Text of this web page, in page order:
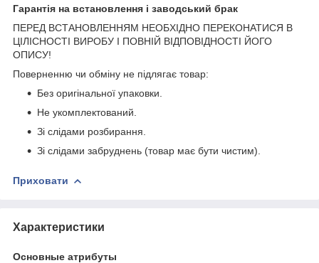
Гарантія на встановлення і заводський брак
ПЕРЕД ВСТАНОВЛЕННЯМ НЕОБХІДНО ПЕРЕКОНАТИСЯ В
ЦІЛІСНОСТІ ВИРОБУ І ПОВНІЙ ВІДПОВІДНОСТІ ЙОГО
ОПИСУ!
Поверненню чи обміну не підлягає товар:
Без оригінальної упаковки.
Не укомплектований.
Зі слідами розбирання.
Зі слідами забруднень (товар має бути чистим).
Приховати
Характеристики
Основные атрибуты